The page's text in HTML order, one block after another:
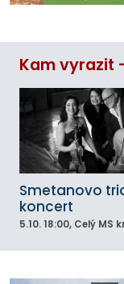
Kam vyrazit
Smetanovo
koncert
5.10. 18:00, Celý MS